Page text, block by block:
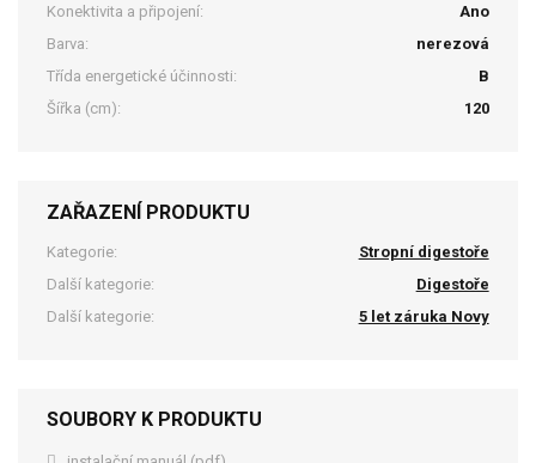
Konektivita a připojení:
Ano
Barva:
nerezová
Třída energetické účinnosti:
B
Šířka (cm):
120
ZAŘAZENÍ PRODUKTU
Kategorie:
Stropní digestoře
Další kategorie:
Digestoře
Další kategorie:
5 let záruka Novy
SOUBORY K PRODUKTU